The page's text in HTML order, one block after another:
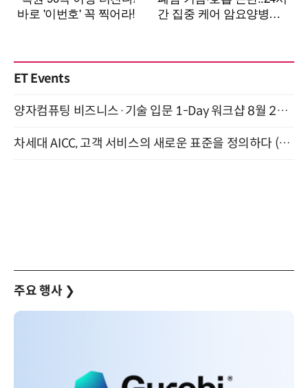
ET Events
양자컴퓨팅 비즈니스·기술 입문 1-Day 워크샵 8월 28일 개최
차세대 AICC, 고객 서비스의 새로운 표준을 정의하다 (9/9)
주요 행사 ❯